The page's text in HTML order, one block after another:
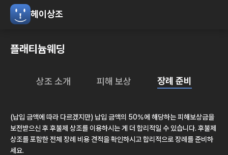
헤이상조
플래티늄웨딩
상조 소개 피해 보상 장례 준비
(납입 금액에 따라 다르겠지만) 납입 금액의 50%에 해당하는 피해보상금을
보전받으신 후 후불제 상조를 이용하시는 게 더 합리적일 수 있습니다. 후불제
상조를 포함한 전체 장례 비용 견적을 확인하시고 합리적으로 장례를 준비하
세요.